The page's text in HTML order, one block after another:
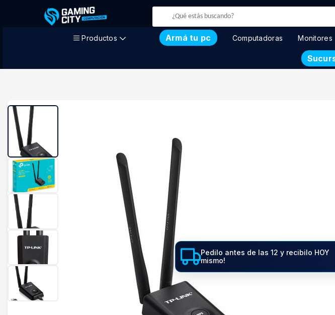
Productos Armá tu pc Computadoras Monitores
Pedilo antes de las 12 y recibilo HOY
mismo!